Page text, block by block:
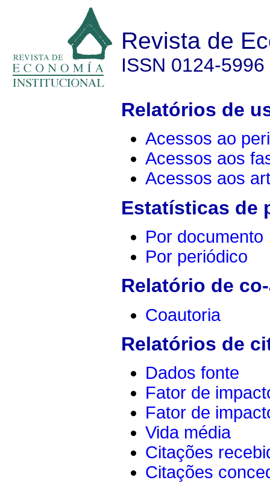
Revista de
ISSN 0124-5996
Relatórios de
Acessos ao
Acessos aos
Acessos aos
Estatísticas de
Por documento
Por periódico
Relatório de
Coautoria
Relatórios de
Dados fonte
Fator de
Fator de
Vida média
Citações
Citações